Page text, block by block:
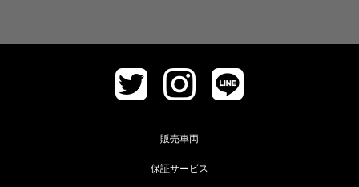
販売車両
保証サービス